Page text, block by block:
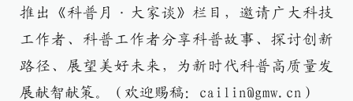
推出《科普月·大家谈》栏目，邀请广大科技
工作者、科普工作者分享科普故事、探讨创新
路径、展望美好未来，为新时代科普高质量发
展献智献策。（欢迎赐稿：cailin@gmw.cn）